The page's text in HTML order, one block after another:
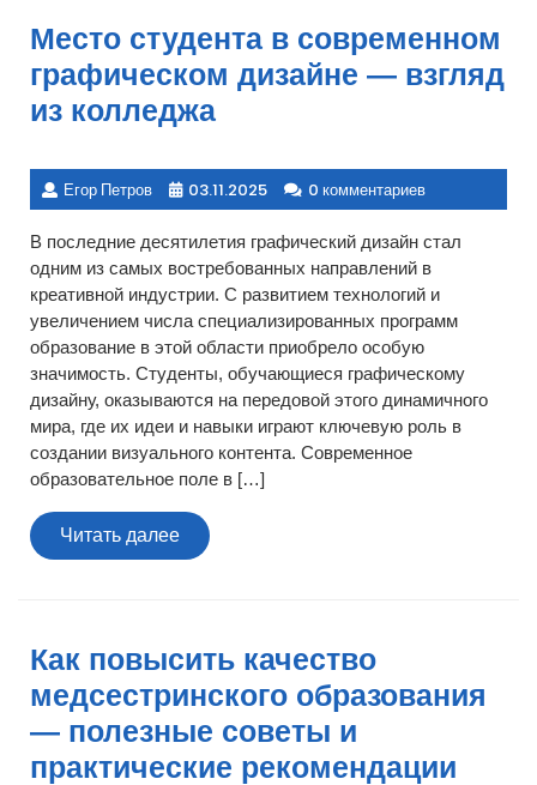
Место студента в современном
графическом дизайне — взгляд
из колледжа
Егор Петров 03.11.2025 0 комментариев
В последние десятилетия графический дизайн стал
одним из самых востребованных направлений в
креативной индустрии. С развитием технологий и
увеличением числа специализированных программ
образование в этой области приобрело особую
значимость. Студенты, обучающиеся графическому
дизайну, оказываются на передовой этого динамичного
мира, где их идеи и навыки играют ключевую роль в
создании визуального контента. Современное
образовательное поле в […]
Читать далееЧитать
далее
Как повысить качество
медсестринского образования
— полезные советы и
практические рекомендации